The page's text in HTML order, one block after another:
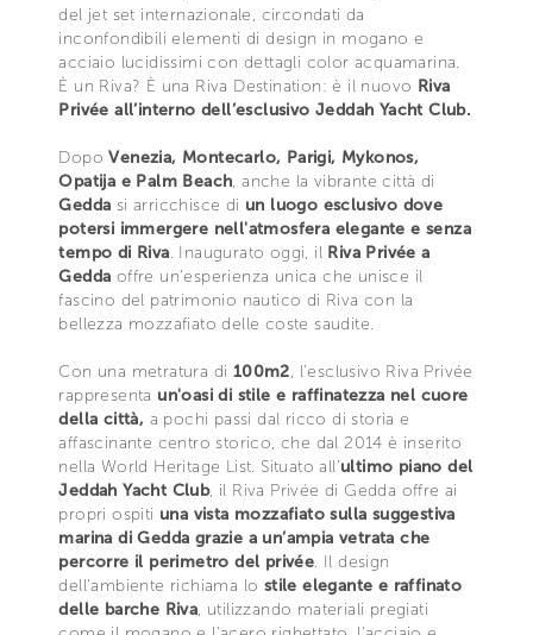
del jet set internazionale, circondati da
inconfondibili elementi di design in mogano e
acciaio lucidissimi con dettagli color acquamarina.
È un Riva? È una Riva Destination: è il nuovo Riva
Privée all’interno dell’esclusivo Jeddah Yacht Club.
DopoVenezia, Montecarlo, Parigi, Mykonos,
Opatija e Palm Beach, anche la vibrante città di
Gedda si arricchisce di un luogo esclusivo dove
potersi immergere nell'atmosfera elegante e senza
tempo di Riva. Inaugurato oggi, il Riva Privée a
Gedda offre un'esperienza unica che unisce il
fascino del patrimonio nautico di Riva con la
bellezza mozzafiato delle coste saudite.
Con una metratura di 100m2, l’esclusivo Riva Privée
rappresenta un'oasi di stile e raffinatezza nel cuore
della città, a pochi passi dal ricco di storia e
affascinante centro storico, che dal 2014 è inserito
nella World Heritage List. Situato all’ultimo piano del
Jeddah Yacht Club, il Riva Privée di Gedda offre ai
propri ospiti una vista mozzafiato sulla suggestiva
marina di Gedda grazie a un’ampia vetrata che
percorre il perimetro del privée. Il design
dell'ambiente richiama lo stile elegante e raffinato
delle barche Riva, utilizzando materiali pregiati